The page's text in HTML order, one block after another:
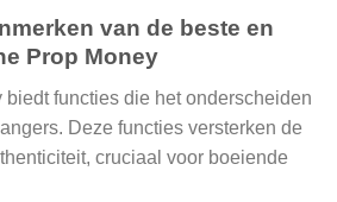
van de beste en
Prop Money
biedt functies die het onderscheiden
Deze functies versterken de
cruciaal voor boeiende